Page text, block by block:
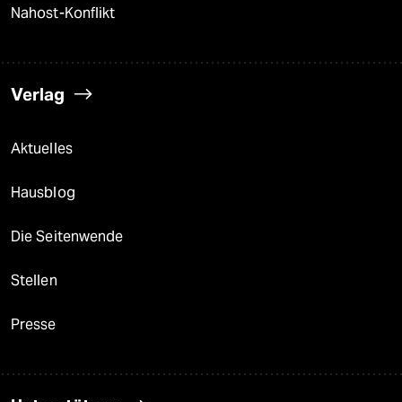
Nahost-Konflikt
Verlag
Aktuelles
Hausblog
Die Seitenwende
Stellen
Presse